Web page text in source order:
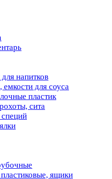
напитков
для соуса
пластик
сита
ящики